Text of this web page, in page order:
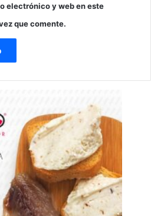
electrónico y web en este
que comente.